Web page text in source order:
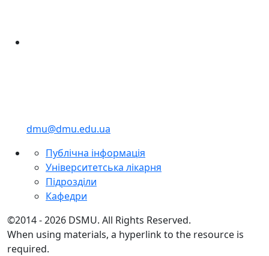
dmu@dmu.edu.ua
Публічна інформація
Університетська лікарня
Підрозділи
Кафедри
©2014 - 2026 DSMU. All Rights Reserved.
When using materials, a hyperlink to the resource is
required.